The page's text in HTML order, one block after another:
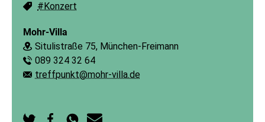
Schlagworte:
#Konzert
Mohr-Villa
Ort:
Situlistraße 75, München-Freimann
Telefon:
089 324 32 64
E-Mail:
treffpunkt@mohr-villa.de